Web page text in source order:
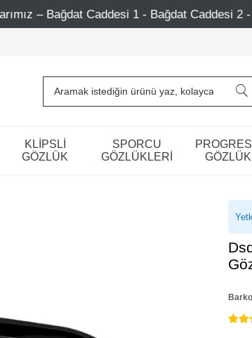
1 - Bağdat Caddesi 2 - Nişantaşı – Etiler –
KLİPSLİ
GÖZLÜK
SPORCU
GÖZLÜKLERİ
GÖZLÜK